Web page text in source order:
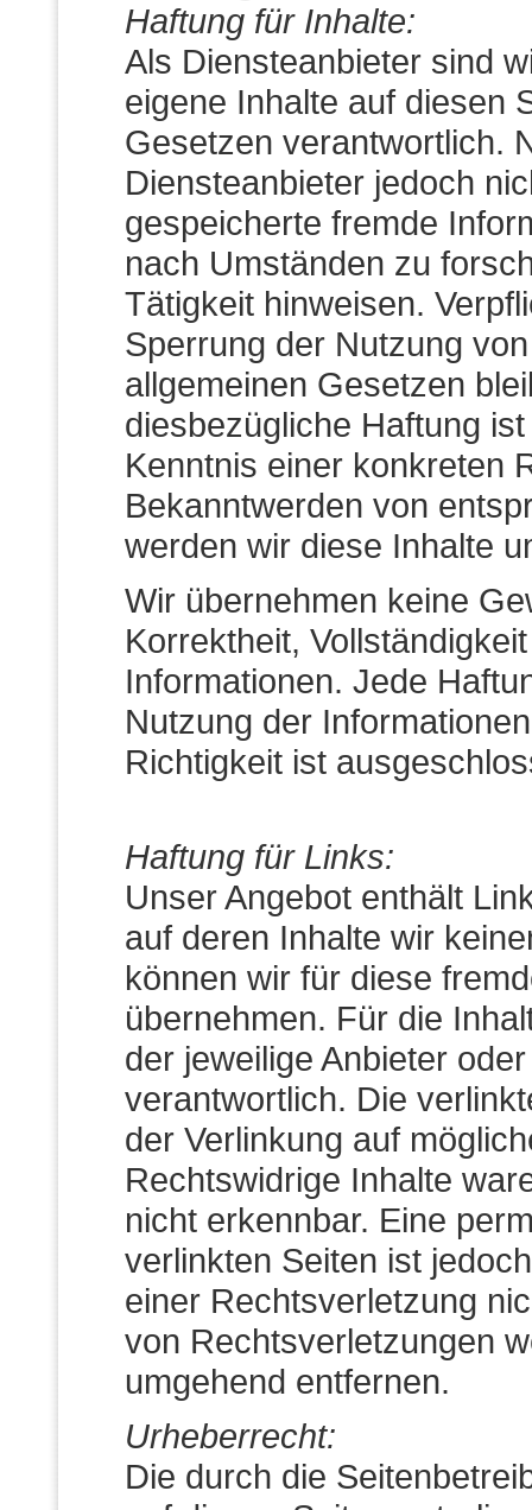
Haftung für Inhalte:
Als Diensteanbieter sind
eigene Inhalte auf diesen
Gesetzen verantwortlich.
Diensteanbieter jedoch
gespeicherte fremde
nach Umständen zu
Tätigkeit hinweisen.
Sperrung der Nutzung
allgemeinen Gesetzen
diesbezügliche Haftung
Kenntnis einer konkreten
Bekanntwerden von
werden wir diese Inhalte
Wir übernehmen keine
Korrektheit,
Informationen. Jede
Nutzung der
Richtigkeit ist
Haftung für Links:
Unser Angebot enthält
auf deren Inhalte wir
können wir für diese
übernehmen. Für die
der jeweilige Anbieter
verantwortlich. Die
der Verlinkung auf
Rechtswidrige Inhalte
nicht erkennbar. Eine
verlinkten Seiten ist
einer Rechtsverletzung
von Rechtsverletzungen
umgehend entfernen.
Urheberrecht:
Die durch die